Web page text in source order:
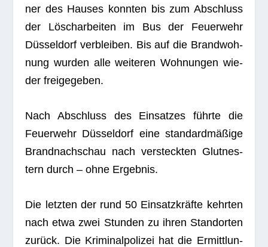
ner des Hau­ses konn­ten bis zum Abschluss
der Lösch­ar­bei­ten im Bus der Feu­er­wehr
Düs­sel­dorf ver­blei­ben. Bis auf die Brand­woh­
nung wur­den alle wei­te­ren Woh­nun­gen wie­
der freigegeben.
Nach Abschluss des Ein­sat­zes führte die
Feu­er­wehr Düs­sel­dorf eine stan­dard­mä­ßige
Brand­nach­schau nach ver­steck­ten Glut­nes­
tern durch – ohne Ergebnis.
Die letz­ten der rund 50 Ein­satz­kräfte kehr­ten
nach etwa zwei Stun­den zu ihren Stand­or­ten
zurück. Die Kri­mi­nal­po­li­zei hat die Ermitt­lun­